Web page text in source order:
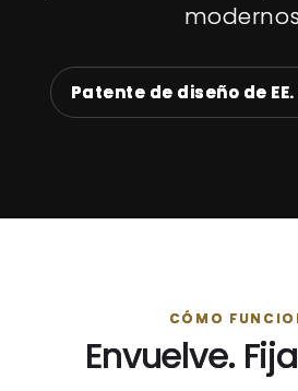
Patente de diseño de EE.
CÓMO
Envuelve.